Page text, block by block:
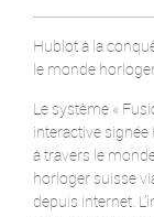
Hublot à la
le monde
Le système «
interactive
à travers le
horloger suisse
depuis internet.